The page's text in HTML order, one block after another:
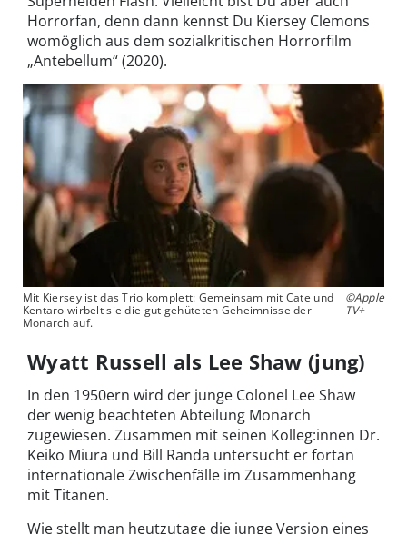
Horrorfan, denn dann kennst Du Kiersey Clemons
womöglich aus dem sozialkritischen Horrorfilm
„Antebellum“ (2020).
Mit Kiersey ist das Trio komplett: Gemeinsam mit Cate und
Kentaro wirbelt sie die gut gehüteten Geheimnisse der
Monarch auf.
©Apple
TV+
Wyatt Russell als Lee Shaw (jung)
In den 1950ern wird der junge Colonel Lee Shaw
der wenig beachteten Abteilung Monarch
zugewiesen. Zusammen mit seinen Kolleg:innen Dr.
Keiko Miura und Bill Randa untersucht er fortan
internationale Zwischenfälle im Zusammenhang
mit Titanen.
Wie stellt man heutzutage die junge Version eines